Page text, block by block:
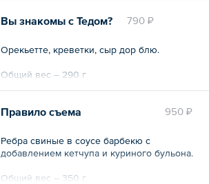
790 ₽
Вы знакомы с Тедом?
Орекьетте, креветки, сыр дор блю.
Общий вес – 290 г
950 ₽
Правило съема
Ребра свиные в соусе барбекю с
добавлением кетчупа и куриного бульона.
Общий вес – 350 г